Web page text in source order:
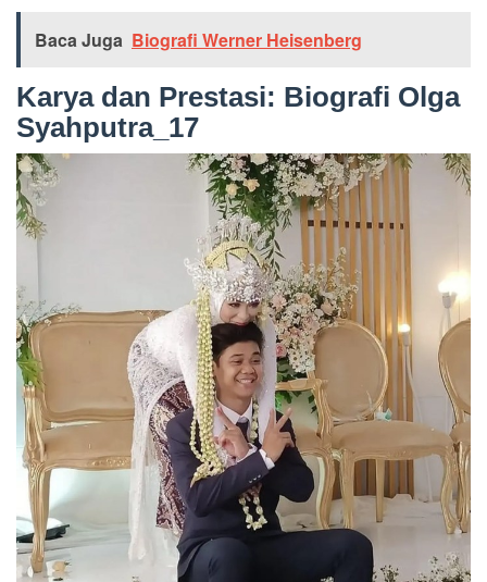
Baca Juga Biografi Werner Heisenberg
Karya dan Prestasi: Biografi Olga
Syahputra_17